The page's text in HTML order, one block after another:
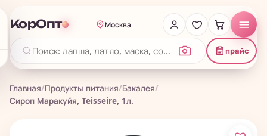
КорОпт Москва
прайс
Главная/Продукты питания/Бакалея/
Сироп Маракуйя, Teisseire, 1л.